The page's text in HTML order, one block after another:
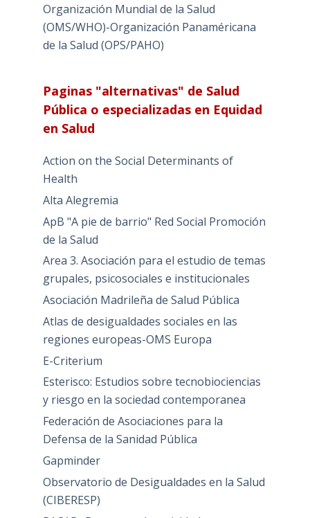
Organización Mundial de la Salud
(OMS/WHO)-Organización Panaméricana
de la Salud (OPS/PAHO)
Paginas "alternativas" de Salud
Pública o especializadas en Equidad
en Salud
Action on the Social Determinants of
Health
Alta Alegremia
ApB "A pie de barrio" Red Social Promoción
de la Salud
Area 3. Asociación para el estudio de temas
grupales, psicosociales e institucionales
Asociación Madrileña de Salud Pública
Atlas de desigualdades sociales en las
regiones europeas-OMS Europa
E-Criterium
Esterisco: Estudios sobre tecnobiociencias
y riesgo en la sociedad contemporanea
Federación de Asociaciones para la
Defensa de la Sanidad Pública
Gapminder
Observatorio de Desigualdades en la Salud
(CIBERESP)